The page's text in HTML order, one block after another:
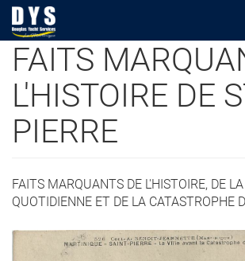
Aller
contenu
principal
FAITS
L'HISTOIRE DE
PIERRE
FAITS MARQUANTS DE L'HISTOIRE, DE
QUOTIDIENNE ET DE LA CATASTROPHE